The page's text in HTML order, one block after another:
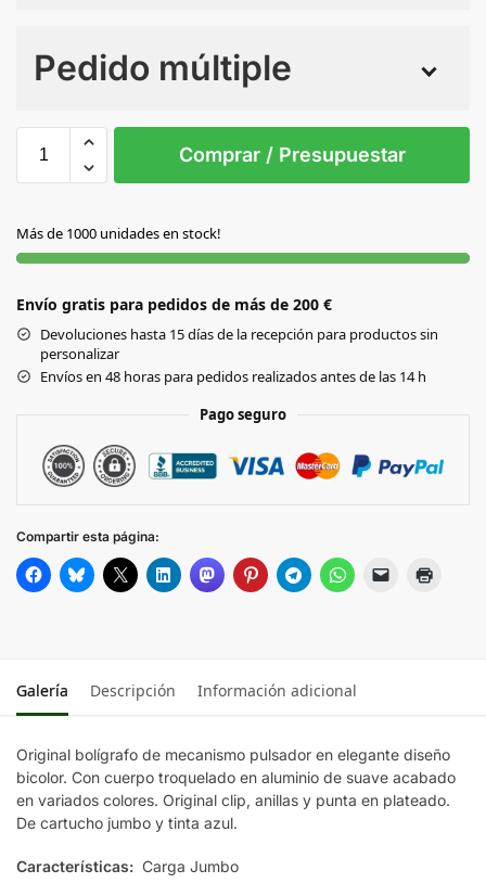
Pedido múltiple
DORADO
FUCSIA
GRIS
PLATEADO
Comprar / Presupuestar
Más de 1000 unidades en stock!
Envío gratis para pedidos de más de 200 €
Devoluciones hasta 15 días de la recepción para productos sin
personalizar
Envíos en 48 horas para pedidos realizados antes de las 14 h
Pago seguro
Compartir esta página:
Galería Descripción Información adicional
Original bolígrafo de mecanismo pulsador en elegante diseño
bicolor. Con cuerpo troquelado en aluminio de suave acabado
en variados colores. Original clip, anillas y punta en plateado.
De cartucho jumbo y tinta azul.
Características: Carga Jumbo